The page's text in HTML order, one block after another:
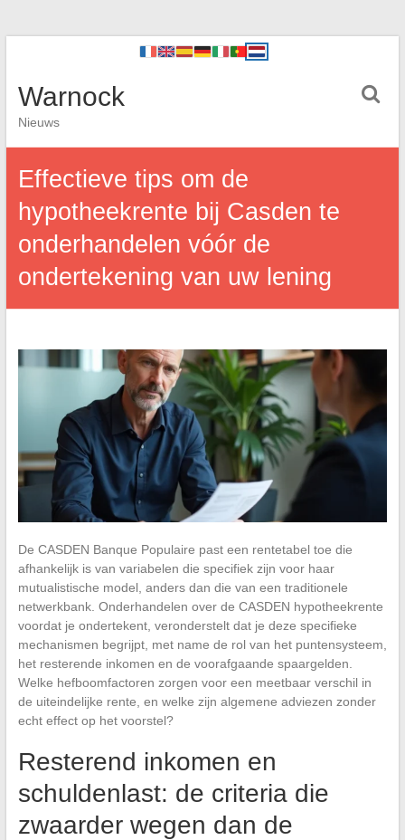
Warnock
Nieuws
Effectieve tips om de
hypotheekrente bij Casden te
onderhandelen vóór de
ondertekening van uw lening
De CASDEN Banque Populaire past een rentetabel toe die
afhankelijk is van variabelen die specifiek zijn voor haar
mutualistische model, anders dan die van een traditionele
netwerkbank. Onderhandelen over de CASDEN hypotheekrente
voordat je ondertekent, veronderstelt dat je deze specifieke
mechanismen begrijpt, met name de rol van het puntensysteem,
het resterende inkomen en de voorafgaande spaargelden.
Welke hefboomfactoren zorgen voor een meetbaar verschil in
de uiteindelijke rente, en welke zijn algemene adviezen zonder
echt effect op het voorstel?
Resterend inkomen en
schuldenlast: de criteria die
zwaarder wegen dan de